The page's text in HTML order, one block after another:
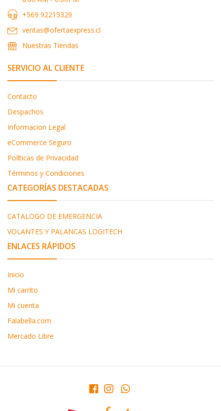
+569 92215329
ventas@ofertaexpress.cl
Nuestras Tiendas
SERVICIO AL CLIENTE
Contacto
Despachos
Informacion Legal
eCommerce Seguro
Políticas de Privacidad
Términos y Condiciones
CATEGORÍAS DESTACADAS
CATALOGO DE EMERGENCIA
VOLANTES Y PALANCAS LOGITECH
ENLACES RÁPIDOS
Inicio
Mi carrito
Mi cuenta
Falabella.com
Mercado Libre